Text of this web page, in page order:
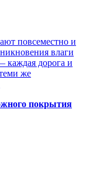
повсеместно и
влаги
каждая дорога и
же
покрытия